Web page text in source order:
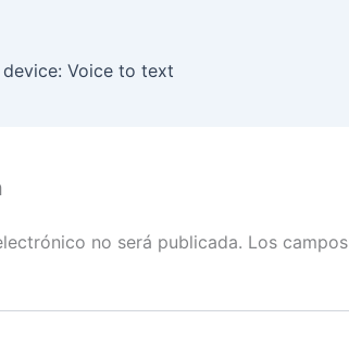
Voice to text
no será publicada. Los